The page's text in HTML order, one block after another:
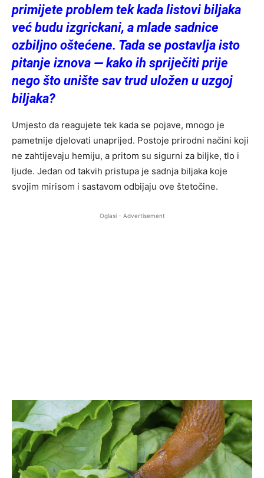
primijete problem tek kada listovi biljaka
već budu izgrickani, a mlade sadnice
ozbiljno oštećene. Tada se postavlja isto
pitanje iznova — kako ih spriječiti prije
nego što unište sav trud uložen u uzgoj
biljaka?
Umjesto da reagujete tek kada se pojave, mnogo je
pametnije djelovati unaprijed. Postoje prirodni načini koji
ne zahtijevaju hemiju, a pritom su sigurni za biljke, tlo i
ljude. Jedan od takvih pristupa je sadnja biljaka koje
svojim mirisom i sastavom odbijaju ove štetočine.
Oglasi - Advertisement